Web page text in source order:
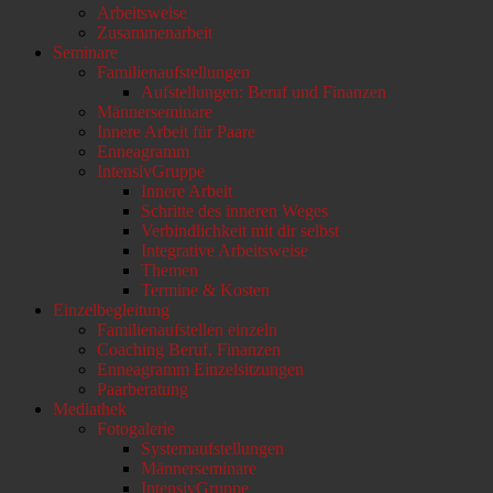
Arbeitsweise
Zusammenarbeit
Seminare
Familienaufstellungen
Aufstellungen: Beruf und Finanzen
Männerseminare
Innere Arbeit für Paare
Enneagramm
IntensivGruppe
Innere Arbeit
Schritte des inneren Weges
Verbindlichkeit mit dir selbst
Integrative Arbeitsweise
Themen
Termine & Kosten
Einzelbegleitung
Familienaufstellen einzeln
Coaching Beruf, Finanzen
Enneagramm Einzelsitzungen
Paarberatung
Mediathek
Fotogalerie
Systemaufstellungen
Männerseminare
IntensivGruppe